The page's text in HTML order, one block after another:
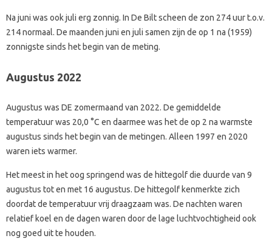
Na juni was ook juli erg zonnig. In De Bilt scheen de zon 274 uur t.o.v.
214 normaal. De maanden juni en juli samen zijn de op 1 na (1959)
zonnigste sinds het begin van de meting.
Augustus 2022
Augustus was DE zomermaand van 2022. De gemiddelde
temperatuur was 20,0 °C en daarmee was het de op 2 na warmste
augustus sinds het begin van de metingen. Alleen 1997 en 2020
waren iets warmer.
Het meest in het oog springend was de hittegolf die duurde van 9
augustus tot en met 16 augustus. De hittegolf kenmerkte zich
doordat de temperatuur vrij draagzaam was. De nachten waren
relatief koel en de dagen waren door de lage luchtvochtigheid ook
nog goed uit te houden.